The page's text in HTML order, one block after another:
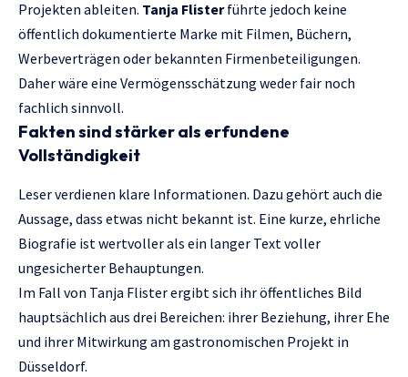
Projekten ableiten. Tanja Flisterführte jedoch keine
öffentlich dokumentierte Marke mit Filmen, Büchern,
Werbeverträgen oder bekannten Firmenbeteiligungen.
Daher wäre eine Vermögensschätzung weder fair noch
fachlich sinnvoll.
Fakten sind stärker als erfundene
Vollständigkeit
Leser verdienen klare Informationen. Dazu gehört auch die
Aussage, dass etwas nicht bekannt ist. Eine kurze, ehrliche
Biografie ist wertvoller als ein langer Text voller
ungesicherter Behauptungen.
Im Fall von Tanja Flister ergibt sich ihr öffentliches Bild
hauptsächlich aus drei Bereichen: ihrer Beziehung, ihrer Ehe
und ihrer Mitwirkung am gastronomischen Projekt in
Düsseldorf.